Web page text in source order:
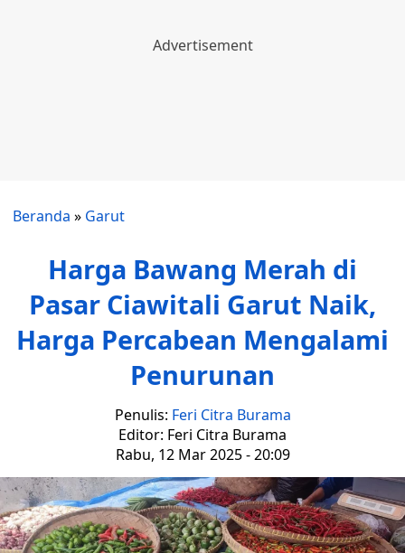
Beranda » Garut
Harga Bawang Merah di
Pasar Ciawitali Garut Naik,
Harga Percabean Mengalami
Penurunan
Penulis: Feri Citra Burama
Editor: Feri Citra Burama
Rabu, 12 Mar 2025 - 20:09